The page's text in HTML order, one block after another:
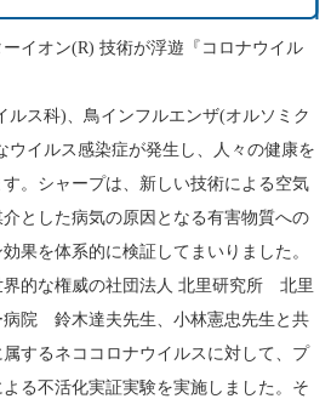
イオン(R) 技術が浮遊『コロナウイル
ルス科)、鳥インフルエンザ(オルソミク
ウイルス感染症が発生し、人々の健康を
。シャープは、新しい技術による空気
とした病気の原因となる有害物質への
果を体系的に検証してまいりました。
界的な権威の社団法人 北里研究所 北里
病院 鈴木達夫先生、小林憲忠先生と共
するネココロナウイルスに対して、プ
る不活化実証実験を実施しました。そ